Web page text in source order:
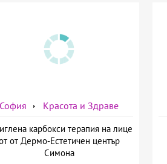
София Красота и Здраве
карбокси терапия на лице
от Дермо-Естетичен център
Симона